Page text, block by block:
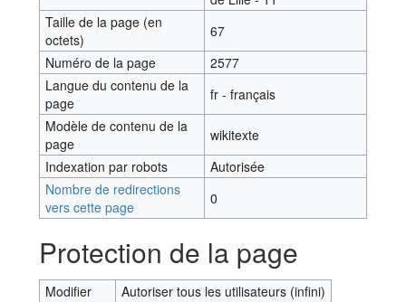
Taille de la page (en
octets)
67
Numéro de la page
2577
Langue du contenu de la
page
fr - français
Modèle de contenu de la
page
wikitexte
Indexation par robots
Autorisée
Nombre de redirections
vers cette page
0
Protection de la page
Modifier
Autoriser tous les utilisateurs (infini)